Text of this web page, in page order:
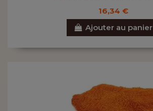
16,34 €
Ajouter au panier